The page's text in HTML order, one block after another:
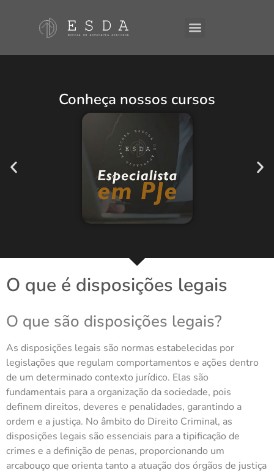
Conheça nossos cursos
O que é disposições legais
O que são disposições legais?
As disposições legais são normas estabelecidas por
legislações que regulam comportamentos e ações dentro
de um determinado contexto jurídico. Elas são
fundamentais para a organização da sociedade, pois
definem direitos, deveres e penalidades, garantindo a
ordem e a justiça. No âmbito do Direito Criminal, as
disposições legais são essenciais para a tipificação de
crimes e a definição de penas, proporcionando um
arcabouço que orienta tanto a atuação dos órgãos de justiça